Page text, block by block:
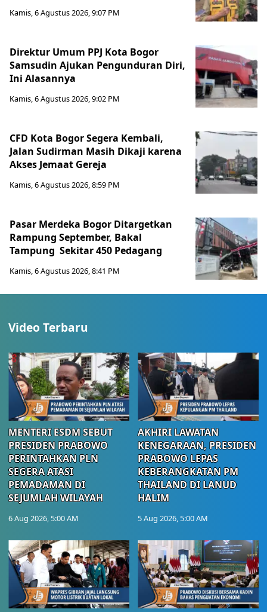
Kamis, 6 Agustus 2026, 9:07 PM
Direktur Umum PPJ Kota Bogor
Samsudin Ajukan Pengunduran Diri,
Ini Alasannya
Kamis, 6 Agustus 2026, 9:02 PM
CFD Kota Bogor Segera Kembali,
Jalan Sudirman Masih Dikaji karena
Akses Jemaat Gereja
Kamis, 6 Agustus 2026, 8:59 PM
Pasar Merdeka Bogor Ditargetkan
Rampung September, Bakal
Tampung Sekitar 450 Pedagang
Kamis, 6 Agustus 2026, 8:41 PM
Video Terbaru
MENTERI ESDM SEBUT
PRESIDEN PRABOWO
PERINTAHKAN PLN
SEGERA ATASI
PEMADAMAN DI
SEJUMLAH WILAYAH
6 Aug 2026, 5:00 AM
AKHIRI LAWATAN
KENEGARAAN, PRESIDEN
PRABOWO LEPAS
KEBERANGKATAN PM
THAILAND DI LANUD
HALIM
5 Aug 2026, 5:00 AM